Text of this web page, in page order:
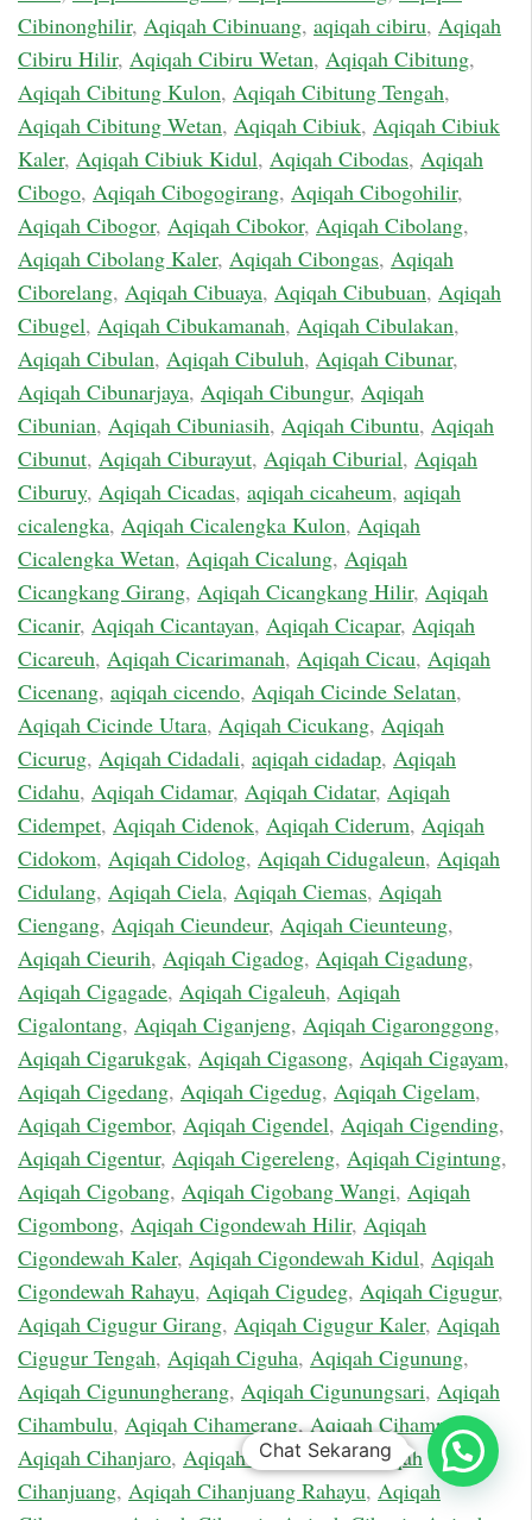
Cibinonghilir, Aqiqah Cibinuang, aqiqah cibiru, Aqiqah
Cibiru Hilir, Aqiqah Cibiru Wetan, Aqiqah Cibitung,
Aqiqah Cibitung Kulon, Aqiqah Cibitung Tengah,
Aqiqah Cibitung Wetan, Aqiqah Cibiuk, Aqiqah Cibiuk
Kaler, Aqiqah Cibiuk Kidul, Aqiqah Cibodas, Aqiqah
Cibogo, Aqiqah Cibogogirang, Aqiqah Cibogohilir,
Aqiqah Cibogor, Aqiqah Cibokor, Aqiqah Cibolang,
Aqiqah Cibolang Kaler, Aqiqah Cibongas, Aqiqah
Ciborelang, Aqiqah Cibuaya, Aqiqah Cibubuan, Aqiqah
Cibugel, Aqiqah Cibukamanah, Aqiqah Cibulakan,
Aqiqah Cibulan, Aqiqah Cibuluh, Aqiqah Cibunar,
Aqiqah Cibunarjaya, Aqiqah Cibungur, Aqiqah
Cibunian, Aqiqah Cibuniasih, Aqiqah Cibuntu, Aqiqah
Cibunut, Aqiqah Ciburayut, Aqiqah Ciburial, Aqiqah
Ciburuy, Aqiqah Cicadas, aqiqah cicaheum, aqiqah
cicalengka, Aqiqah Cicalengka Kulon, Aqiqah
Cicalengka Wetan, Aqiqah Cicalung, Aqiqah
Cicangkang Girang, Aqiqah Cicangkang Hilir, Aqiqah
Cicanir, Aqiqah Cicantayan, Aqiqah Cicapar, Aqiqah
Cicareuh, Aqiqah Cicarimanah, Aqiqah Cicau, Aqiqah
Cicenang, aqiqah cicendo, Aqiqah Cicinde Selatan,
Aqiqah Cicinde Utara, Aqiqah Cicukang, Aqiqah
Cicurug, Aqiqah Cidadali, aqiqah cidadap, Aqiqah
Cidahu, Aqiqah Cidamar, Aqiqah Cidatar, Aqiqah
Cidempet, Aqiqah Cidenok, Aqiqah Ciderum, Aqiqah
Cidokom, Aqiqah Cidolog, Aqiqah Cidugaleun, Aqiqah
Cidulang, Aqiqah Ciela, Aqiqah Ciemas, Aqiqah
Ciengang, Aqiqah Cieundeur, Aqiqah Cieunteung,
Aqiqah Cieurih, Aqiqah Cigadog, Aqiqah Cigadung,
Aqiqah Cigagade, Aqiqah Cigaleuh, Aqiqah
Cigalontang, Aqiqah Ciganjeng, Aqiqah Cigaronggong,
Aqiqah Cigarukgak, Aqiqah Cigasong, Aqiqah Cigayam,
Aqiqah Cigedang, Aqiqah Cigedug, Aqiqah Cigelam,
Aqiqah Cigembor, Aqiqah Cigendel, Aqiqah Cigending,
Aqiqah Cigentur, Aqiqah Cigereleng, Aqiqah Cigintung,
Aqiqah Cigobang, Aqiqah Cigobang Wangi, Aqiqah
Cigombong, Aqiqah Cigondewah Hilir, Aqiqah
Cigondewah Kaler, Aqiqah Cigondewah Kidul, Aqiqah
Cigondewah Rahayu, Aqiqah Cigudeg, Aqiqah Cigugur,
Aqiqah Cigugur Girang, Aqiqah Cigugur Kaler, Aqiqah
Cigugur Tengah, Aqiqah Ciguha, Aqiqah Cigunung,
Aqiqah Cigunungherang, Aqiqah Cigunungsari, Aqiqah
Cihambulu, Aqiqah Cihamerang,Aqiqah Cihampelas,
Aqiqah Cihanjaro, Aqiqah Cihanjawar,Aqiqah
Cihanjuang, Aqiqah Cihanjuang Rahayu, Aqiqah
Chat Sekarang